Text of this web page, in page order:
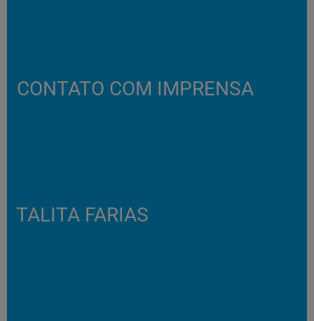
CONTATO COM IMPRENSA
TALITA FARIAS